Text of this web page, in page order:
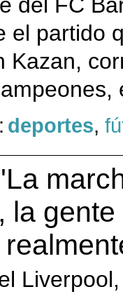
del FC
el partido
Kazan,
deportes,
la